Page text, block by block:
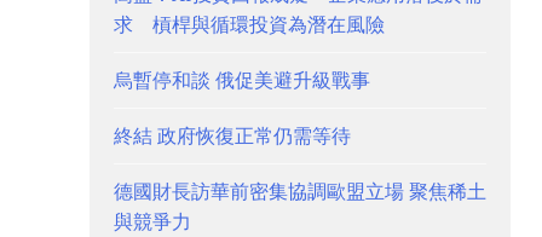
求 槓桿與循環投資為潛在風險
烏暫停和談 俄促美避升級戰事
終結 政府恢復正常仍需等待
德國財長訪華前密集協調歐盟立場 聚焦稀土
與競爭力